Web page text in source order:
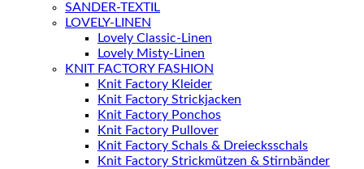
SANDER-TEXTIL
LOVELY-LINEN
Lovely Classic-Linen
Lovely Misty-Linen
KNIT FACTORY FASHION
Knit Factory Kleider
Knit Factory Strickjacken
Knit Factory Ponchos
Knit Factory Pullover
Knit Factory Schals & Dreiecksschals
Knit Factory Strickmützen & Stirnbänder